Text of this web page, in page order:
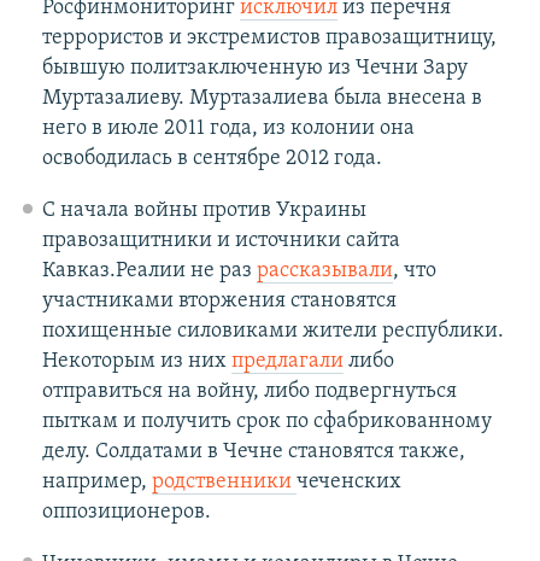
Росфинмониторинг исключилиз перечня
террористов и экстремистов правозащитницу,
бывшую политзаключенную из Чечни Зару
Муртазалиеву. Муртазалиева была внесена в
него в июле 2011 года, из колонии она
освободилась в сентябре 2012 года.
С начала войны против Украины
правозащитники и источники сайта
Кавказ.Реалии не раз рассказывали, что
участниками вторжения становятся
похищенные силовиками жители республики.
Некоторым из них предлагалилибо
отправиться на войну, либо подвергнуться
пыткам и получить срок по сфабрикованному
делу. Солдатами в Чечне становятся также,
например, родственники чеченских
оппозиционеров.